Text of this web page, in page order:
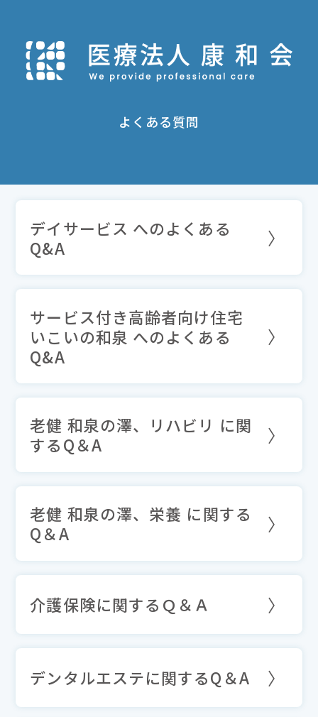
よくある質問
デイサービス へのよくある
Q&A
サービス付き高齢者向け住宅
いこいの和泉 へのよくある
Q&A
老健 和泉の澤、リハビリ に関
するQ＆A
老健 和泉の澤、栄養 に関する
Q＆A
介護保険に関するＱ＆Ａ
デンタルエステに関するQ＆A